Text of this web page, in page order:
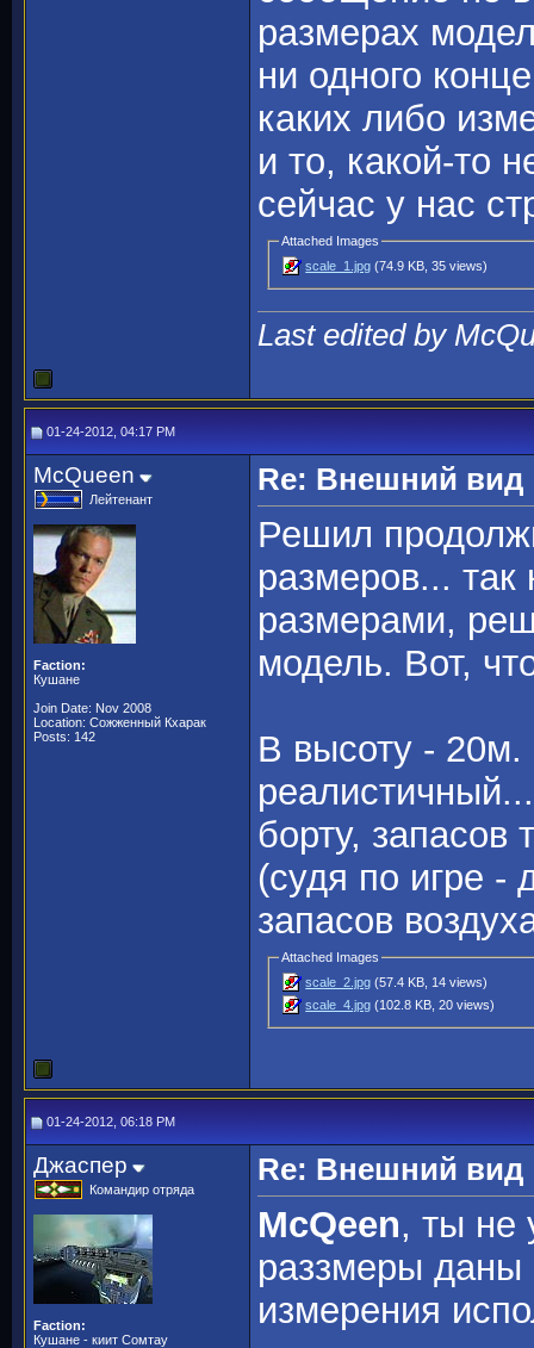
размерах
ни одного
каких либо
и то, какой-то
сейчас у нас
Attached Images
scale_1.jpg (74.9 KB, 35 views)
Last edited by
01-24-2012, 04:17 PM
McQueen
Лейтенант
Faction:
Кушане
Join Date: Nov 2008
Location: Сожженный Кхарак
Posts: 142
Re: Внешний вид
Решил
размеров...
размерами,
модель. Вот,
В высоту -
борту, запасов
(судя по игре -
запасов
Attached Images
scale_2.jpg (57.4 KB, 14 views)
scale_4.jpg (102.8 KB, 20 views)
01-24-2012, 06:18 PM
Джаспер
Командир отряда
Faction:
Кушане - киит Сомтау
Re: Внешний вид
МcQeen, ты не
раззмеры даны
измерения